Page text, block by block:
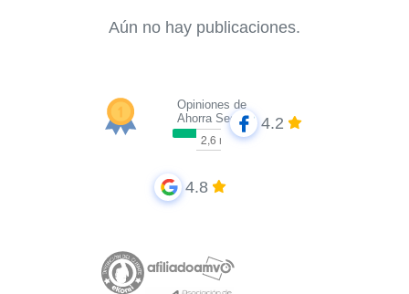
Aún no hay publicaciones.
Opiniones de
Ahorra Seguros 4.2
4.8